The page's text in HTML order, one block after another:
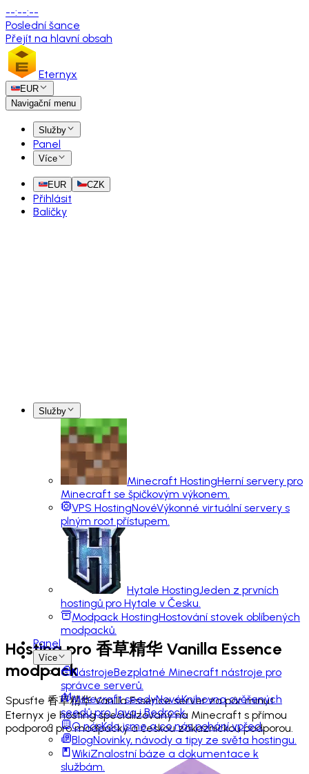
--:--:--
Poslední šance
Přejít na hlavní obsah
Eternyx
EUR
Navigační menu
Služby
Panel
Více
EUR CZK
Přihlásit
Balíčky
Služby
Minecraft HostingHerní servery pro
Minecraft se špičkovým výkonem.
VPS HostingNovéVýkonné virtuální servery s
plným root přístupem.
Hytale HostingJeden z prvních
hostingů pro Hytale v Česku.
Modpack HostingHostování stovek oblíbených
modpacků.
Panel
Více
NástrojeBezplatné Minecraft nástroje pro
správce serverů.
Minecraft seedyNovéKnihovna ověřených
seedů pro Java i Bedrock.
O násKdo jsme a co nás pohání vpřed.
BlogNovinky, návody a tipy ze světa hostingu.
WikiZnalostní báze a dokumentace k
službám.
Hosting pro 香草精华 Vanilla Essence
modpack
Spusťte 香草精华 Vanilla Essence server za pár minut.
Eternyx je hosting specializovaný na Minecraft s přímou
podporou pro modpacky a českou zákaznickou podporou.